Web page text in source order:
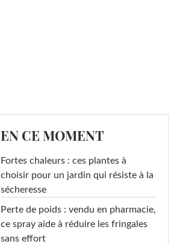
EN CE MOMENT
Fortes chaleurs : ces plantes à
choisir pour un jardin qui résiste à la
sécheresse
Perte de poids : vendu en pharmacie,
ce spray aide à réduire les fringales
sans effort